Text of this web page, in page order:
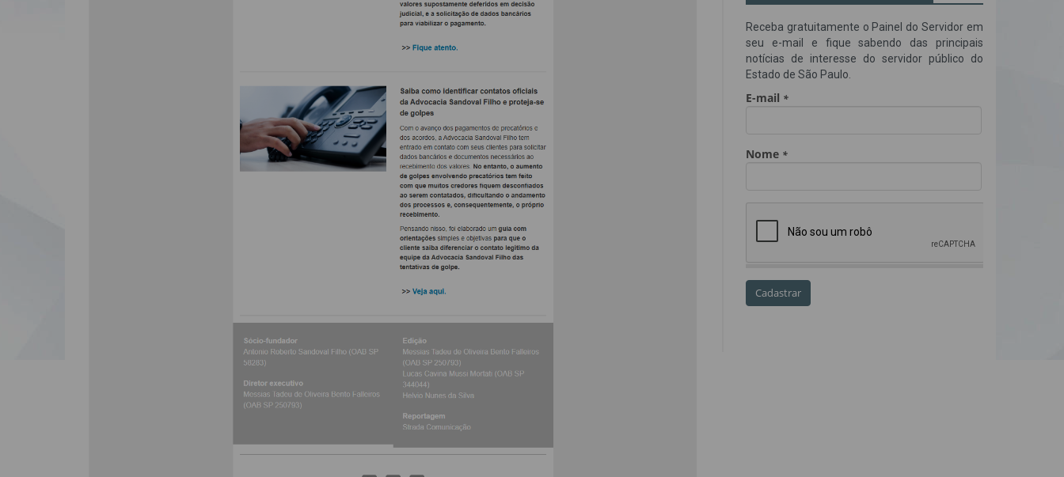
Campanha da OAB SP CNJ
Comissão de Precatórios da OAB SP
credores prioritários
Dia dos Professores
golpe do precatório
golpes a credores
Receba gratuitamente o Painel do Servidor em
seu e-mail e fique sabendo das principais
notícias de interesse do servidor público do
Estado de São Paulo.